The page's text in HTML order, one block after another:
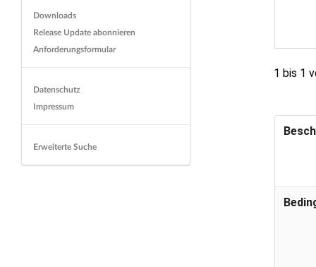
Downloads
Release Update abonnieren
Anforderungsformular
Datenschutz
Impressum
Erweiterte Suche
1 bis 1